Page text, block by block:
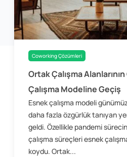
Coworking Çözümleri
Ortak Çalışma
Çalışma Modeline Geçiş
Esnek çalışma modeli
daha fazla özgürlük tanıyan
geldi. Özellikle pandemi
çalışma süreçleri esnek
koydu. Ortak...